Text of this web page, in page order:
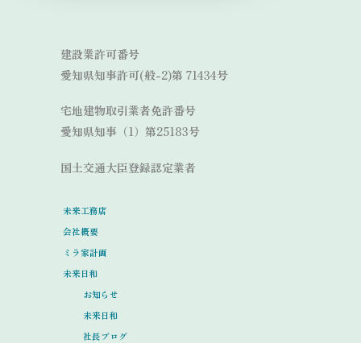
建設業許可番号
愛知県知事許可(般-2)第 71434号
宅地建物取引業者免許番号
愛知県知事（1）第25183号
国土交通大臣登録認定業者
未来工務店
会社概要
ミラ家計画
未来日和
お知らせ
未来日和
社長ブログ